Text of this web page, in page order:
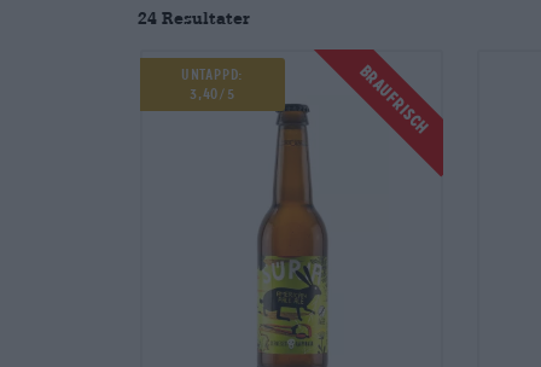
24 Resultater
Braufrisch
Untappd:
3,40/5